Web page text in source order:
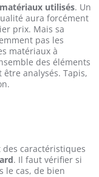
matériaux utilisés. Un
aura forcément
prix. Mais sa
pas les
matériaux à
des éléments
analysés. Tapis,
caractéristiques
. Il faut vérifier si
le cas, de bien